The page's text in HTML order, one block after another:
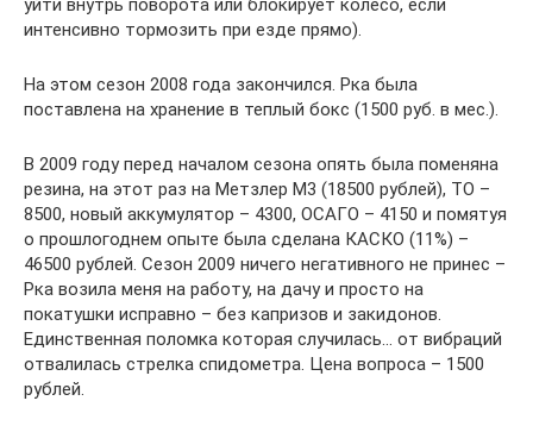
уйти внутрь поворота или блокирует колесо, если
интенсивно тормозить при езде прямо).
На этом сезон 2008 года закончился. Рка была
поставлена на хранение в теплый бокс (1500 руб. в мес.).
В 2009 году перед началом сезона опять была поменяна
резина, на этот раз на Метзлер М3 (18500 рублей), ТО –
8500, новый аккумулятор – 4300, ОСАГО – 4150 и помятуя
о прошлогоднем опыте была сделана КАСКО (11%) –
46500 рублей. Сезон 2009 ничего негативного не принес –
Рка возила меня на работу, на дачу и просто на
покатушки исправно – без капризов и закидонов.
Единственная поломка которая случилась… от вибраций
отвалилась стрелка спидометра. Цена вопроса – 1500
рублей.